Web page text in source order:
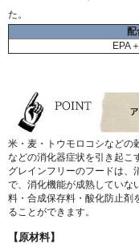
た。
配
EPA
米・麦・トウモロコシなどの
などの消化器症状を引き起こ
グレインフリーのフードは、
で、消化機能が成熟していな
料・合成保存料・酸化防止剤
ることができます。
【原材料】